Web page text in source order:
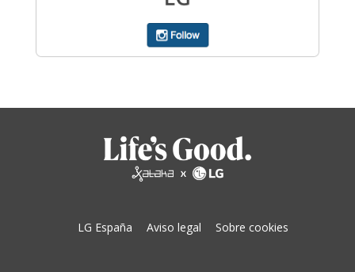
LG España Aviso legal Sobre cookies